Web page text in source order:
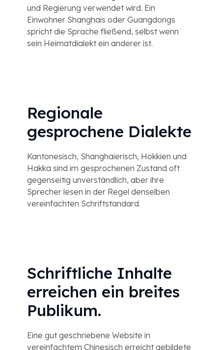
und Regierung verwendet wird. Ein
Einwohner Shanghais oder Guangdongs
spricht die Sprache fließend, selbst wenn
sein Heimatdialekt ein anderer ist.
Regionale
gesprochene Dialekte
Kantonesisch, Shanghaierisch, Hokkien und
Hakka sind im gesprochenen Zustand oft
gegenseitig unverständlich, aber ihre
Sprecher lesen in der Regel denselben
vereinfachten Schriftstandard.
Schriftliche Inhalte
erreichen ein breites
Publikum.
Eine gut geschriebene Website in
vereinfachtem Chinesisch erreicht gebildete